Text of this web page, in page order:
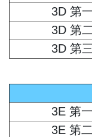
3D 第
3D 第
3D 第
3E 第
3E 第